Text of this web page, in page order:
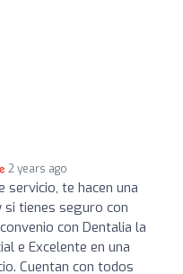
2 years ago
servicio, te hacen una
tienes seguro con
con Dentalia la
e Excelente en una
Cuentan con todos